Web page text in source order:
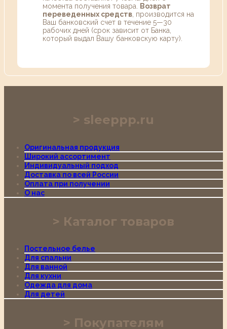
момента получения товара.
Возврат
переведенных средств , производится на
Ваш банковский счет в течение 5—30
рабочих дней (срок зависит от Банка,
который выдал Вашу банковскую карту).
sleeppp.ru
Оригинальная продукция
Широкий ассортимент
Индивидуальный подход
Доставка по всей России
Оплата при получении
О нас
Каталог товаров
Постельное белье
Для спальни
Для ванной
Для кухни
Одежда для дома
Для детей
Покупателям